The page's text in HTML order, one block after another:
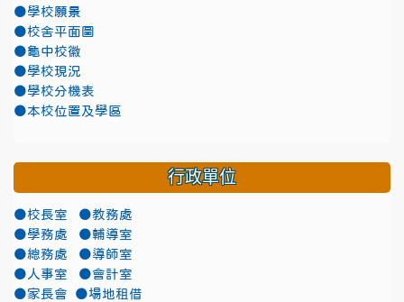
●學校願景
●校舍平面圖
●龜中校徽
●學校現況
●學校分機表
●本校位置及學區
行政單位
●校長室
●教務處
●學務處
●輔導室
●總務處
●導師室
●人事室
●會計室
●家長會
●場地租借